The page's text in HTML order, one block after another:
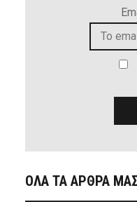
ΟΛΑ ΤΑ ΑΡΘΡΑ